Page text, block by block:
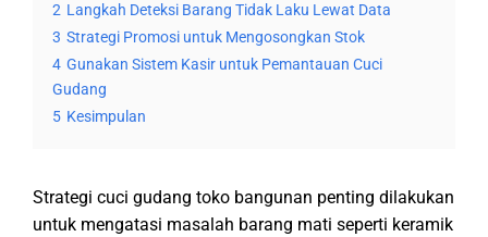
2 Langkah Deteksi Barang Tidak Laku Lewat Data
3 Strategi Promosi untuk Mengosongkan Stok
4 Gunakan Sistem Kasir untuk Pemantauan Cuci
Gudang
5 Kesimpulan
Strategi cuci gudang toko bangunan penting dilakukan
untuk mengatasi masalah barang mati seperti keramik